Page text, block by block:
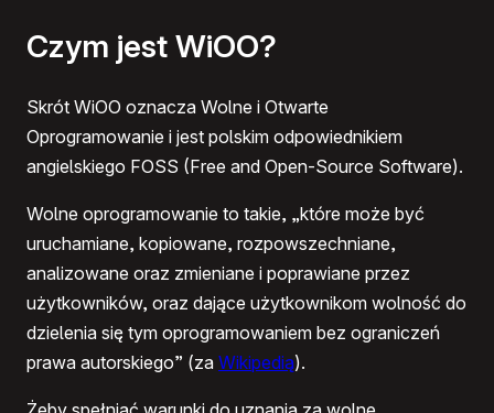
Czym jest WiOO?
Skrót WiOO oznacza Wolne i Otwarte
Oprogramowanie i jest polskim odpowiednikiem
angielskiego FOSS (Free and Open-Source Software).
Wolne oprogramowanie to takie, „które może być
uruchamiane, kopiowane, rozpowszechniane,
analizowane oraz zmieniane i poprawiane przez
użytkowników, oraz dające użytkownikom wolność do
dzielenia się tym oprogramowaniem bez ograniczeń
prawa autorskiego” (za Wikipedią).